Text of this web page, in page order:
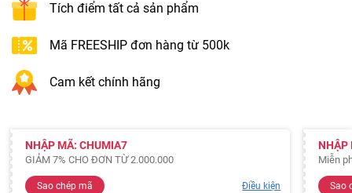
Tích điểm tất cả sản phẩm
Mã FREESHIP đơn hàng từ 500k
Cam kết chính hãng
NHẬP MÃ: CHUMIA7
GIẢM 7% CHO ĐƠN TỪ 2.000.000
Sao chép mã Điều kiện
NHẬP
Miễn
Sao